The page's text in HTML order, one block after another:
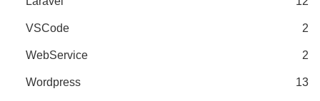
VSCode 2
WebService 2
Wordpress 13